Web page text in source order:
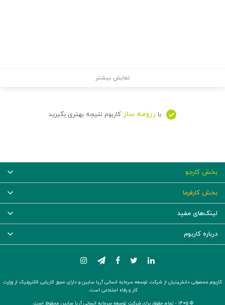
نمایش بیشتر
با رزومه ساز کاربوم نتیجه بهتری بگیرید
بخش کارجو
بخش کارفرما
لینک‌های مفید
درباره کاربوم
کاربوم محصولی دانش‌بنیان از شرکت توسعه سرمایه انسانی آریا سابین و دارای مجوز کاریابی الکترونیک از وزارت
کار و رفاه اجتماعی است.
© ۱۴۰۵ -
تمام حقوق برای شرکت توسعه سرمایه انسانی آریا سابین محفوظ است.